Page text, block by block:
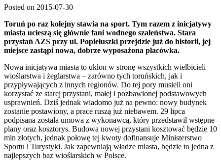
Posted on 2015-07-30
Toruń po raz kolejny stawia na sport. Tym razem z inicjatywy
miasta ucieszą się głównie fani wodnego szaleństwa. Stara
przystań AZS przy ul. Popiełuszki przejdzie już do historii, jej
miejsce zastąpi nowa, dobrze wyposażona placówka.
Nowa inicjatywa miasta to ukłon w stronę wszystkich wielbicieli
wioślarstwa i żeglarstwa – zarówno tych toruńskich, jak i
przypływających z innych regionów. Do tej pory musieli oni
korzystać ze starej przystani, małej i pozbawionej podstawowych
usprawnień. Dziś jednak wiadomo już na pewno: nowy budynek
zostanie postawiony, a prace ruszą już niebawem. 29 lipca
podpisana została umowa z wykonawcą, który przedstawił wstępne
plany oraz kosztorys. Budowa nowej przystani kosztować będzie 10
mln złotych, jednak połowę tej kwoty dofinansuje Ministerstwo
Sportu i Turystyki. Jak zapewniają władze miasta, będzie to jedna z
najlepszych baz wioślarskich w Polsce.